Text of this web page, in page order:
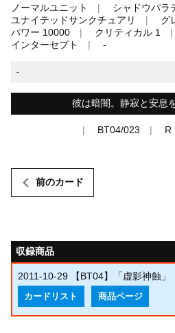
ノーマルユニット シャドウパラ
ユナイテッドサンクチュアリ
グ
パワー 10000
クリティカル 1
インターセプト
-
-
彼は暗闇。静寂と安息
BT04/023 R
前のカード
収録商品
2011-10-29 【BT04】「虚影神蝕」
カードリスト 商品ページ